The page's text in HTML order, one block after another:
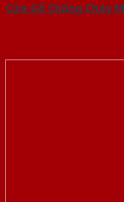
Cửa Gỗ Chống Cháy